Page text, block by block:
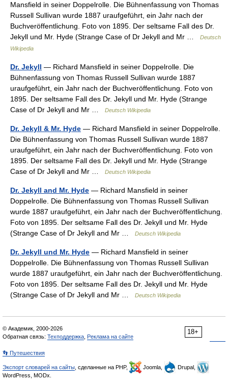
Mansfield in seiner Doppelrolle. Die Bühnenfassung von Thomas
Russell Sullivan wurde 1887 uraufgeführt, ein Jahr nach der
Buchveröffentlichung. Foto von 1895. Der seltsame Fall des Dr.
Jekyll und Mr. Hyde (Strange Case of Dr Jekyll and Mr …
Deutsch
Wikipedia
Dr. Jekyll — Richard Mansfield in seiner Doppelrolle. Die
Bühnenfassung von Thomas Russell Sullivan wurde 1887
uraufgeführt, ein Jahr nach der Buchveröffentlichung. Foto von
1895. Der seltsame Fall des Dr. Jekyll und Mr. Hyde (Strange
Case of Dr Jekyll and Mr …
Deutsch Wikipedia
Dr. Jekyll & Mr. Hyde — Richard Mansfield in seiner Doppelrolle.
Die Bühnenfassung von Thomas Russell Sullivan wurde 1887
uraufgeführt, ein Jahr nach der Buchveröffentlichung. Foto von
1895. Der seltsame Fall des Dr. Jekyll und Mr. Hyde (Strange
Case of Dr Jekyll and Mr …
Deutsch Wikipedia
Dr. Jekyll and Mr. Hyde — Richard Mansfield in seiner
Doppelrolle. Die Bühnenfassung von Thomas Russell Sullivan
wurde 1887 uraufgeführt, ein Jahr nach der Buchveröffentlichung.
Foto von 1895. Der seltsame Fall des Dr. Jekyll und Mr. Hyde
(Strange Case of Dr Jekyll and Mr …
Deutsch Wikipedia
Dr. Jekyll und Mr. Hyde — Richard Mansfield in seiner
Doppelrolle. Die Bühnenfassung von Thomas Russell Sullivan
wurde 1887 uraufgeführt, ein Jahr nach der Buchveröffentlichung.
Foto von 1895. Der seltsame Fall des Dr. Jekyll und Mr. Hyde
(Strange Case of Dr Jekyll and Mr …
Deutsch Wikipedia
18+
© Академик, 2000-2026
Обратная связь: Техподдержка Реклама на сайте
👣 Путешествия
Экспорт словарей на сайты , сделанные на PHP, Joomla,
Drupal,
WordPress, MODx.